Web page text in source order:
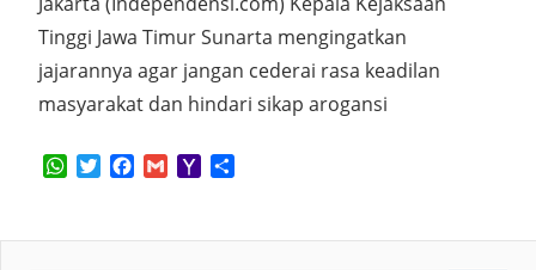
Tinggi Jawa Timur Sunarta mengingatkan
jajarannya agar jangan cederai rasa keadilan
masyarakat dan hindari sikap arogansi
WhatsApp
TwitterFacebook
GmailYahoo